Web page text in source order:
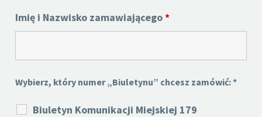
Imię i Nazwisko zamawiającego*
Wybierz, który numer „Biuletynu” chcesz zamówić: *
Biuletyn Komunikacji Miejskiej 179